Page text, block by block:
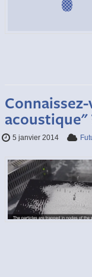
acoustique"
5 janvier 2014